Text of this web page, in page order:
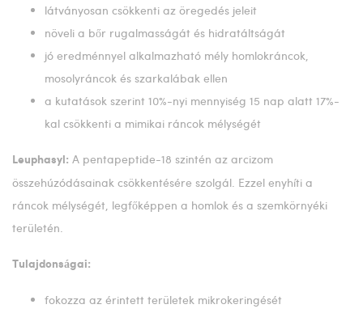
látványosan csökkenti az öregedés jeleit
növeli a bőr rugalmasságát és hidratáltságát
jó eredménnyel alkalmazható mély homlokráncok,
mosolyráncok és szarkalábak ellen
a kutatások szerint 10%-nyi mennyiség 15 nap alatt 17%-
kal csökkenti a mimikai ráncok mélységét
Leuphasyl: A pentapeptide-18 szintén az arcizom
összehúzódásainak csökkentésére szolgál. Ezzel enyhíti a
ráncok mélységét, legfőképpen a homlok és a szemkörnyéki
területén.
Tulajdonságai:
fokozza az érintett területek mikrokeringését